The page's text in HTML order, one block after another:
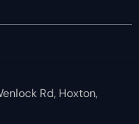
Rd, Hoxton,